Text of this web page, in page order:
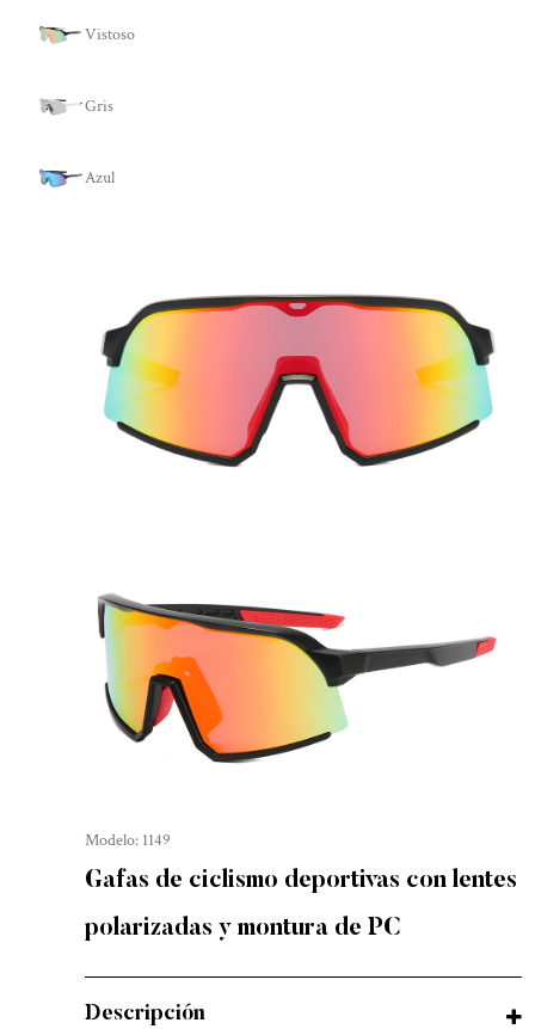
Vistoso
Gris
Azul
Modelo: 1149
Gafas de ciclismo deportivas con lentes
polarizadas y montura de PC
Descripción